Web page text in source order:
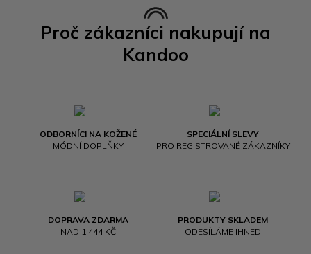
Proč zákazníci nakupují na
Kandoo
ODBORNÍCI NA KOŽENÉ
MÓDNÍ DOPLŇKY
SPECIÁLNÍ SLEVY
PRO REGISTROVANÉ ZÁKAZNÍKY
DOPRAVA ZDARMA
NAD 1 444 KČ
PRODUKTY SKLADEM
ODESÍLÁME IHNED